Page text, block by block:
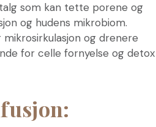
som kan tette porene og
og hudens mikrobiom.
og drenere
for celle fornyelse og detox